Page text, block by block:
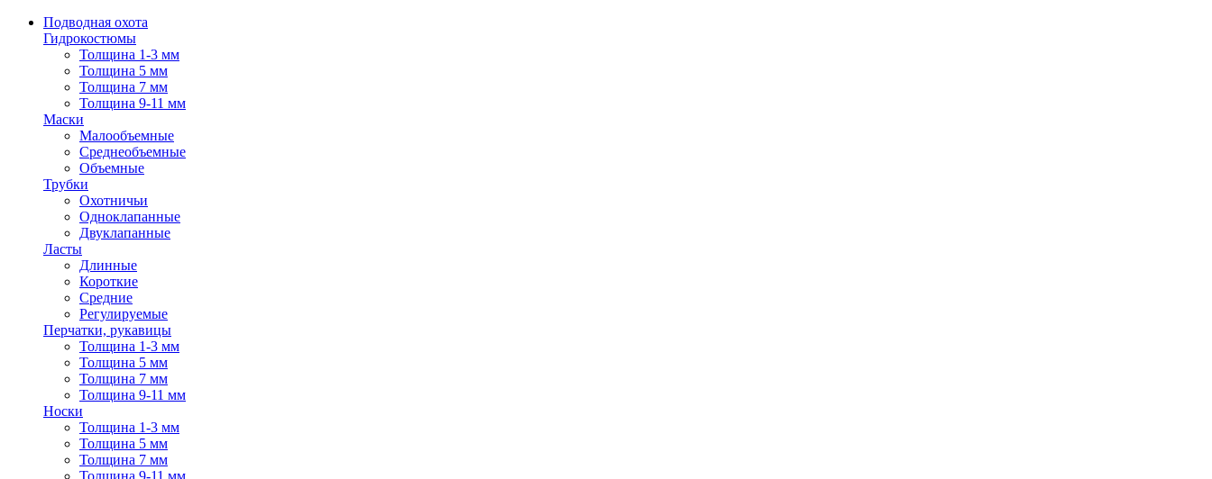
Подводная охота
Гидрокостюмы
Толщина 1-3 мм
Толщина 5 мм
Толщина 7 мм
Толщина 9-11 мм
Маски
Малообъемные
Среднеобъемные
Объемные
Трубки
Охотничьи
Одноклапанные
Двуклапанные
Ласты
Длинные
Короткие
Средние
Регулируемые
Перчатки, рукавицы
Толщина 1-3 мм
Толщина 5 мм
Толщина 7 мм
Толщина 9-11 мм
Носки
Толщина 1-3 мм
Толщина 5 мм
Толщина 7 мм
Толщина 9-11 мм